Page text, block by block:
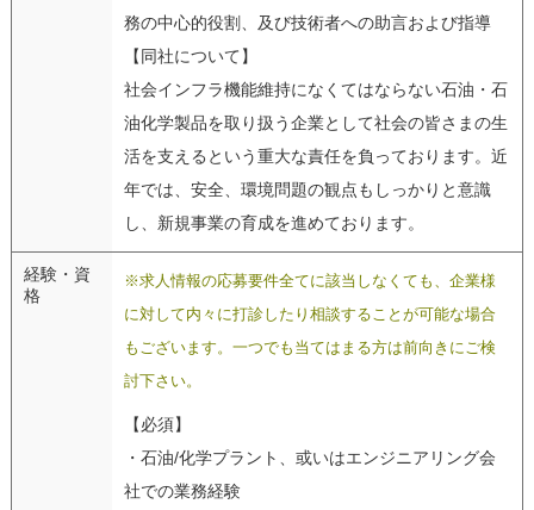
務の中心的役割、及び技術者への助言および指導
【同社について】
社会インフラ機能維持になくてはならない石油・石
油化学製品を取り扱う企業として社会の皆さまの生
活を支えるという重大な責任を負っております。近
年では、安全、環境問題の観点もしっかりと意識
し、新規事業の育成を進めております。
経験・資
格
※求人情報の応募要件全てに該当しなくても、企業様
に対して内々に打診したり相談することが可能な場合
もございます。一つでも当てはまる方は前向きにご検
討下さい。
【必須】
・石油/化学プラント、或いはエンジニアリング会
社での業務経験